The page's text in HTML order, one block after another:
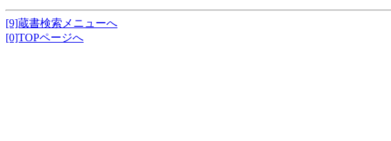
[9]蔵書検索メニューへ
[0]TOPページへ